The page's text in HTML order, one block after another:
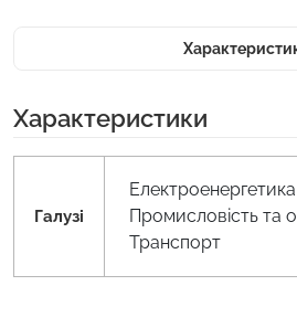
Характеристики
Галузі
Електроенергетика
Промисловість та
Транспорт